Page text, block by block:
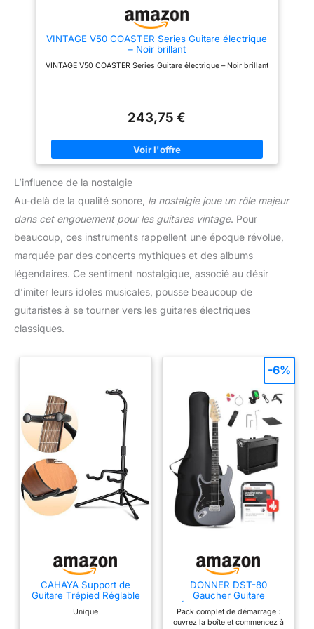
VINTAGE V50 COASTER Series Guitare électrique
– Noir brillant
VINTAGE V50 COASTER Series Guitare électrique – Noir brillant
243,75 €
L’influence de la nostalgie
Au-delà de la qualité sonore, la nostalgie joue un rôle majeur
dans cet engouement pour les guitares vintage. Pour
beaucoup, ces instruments rappellent une époque révolue,
marquée par des concerts mythiques et des albums
légendaires. Ce sentiment nostalgique, associé au désir
d’imiter leurs idoles musicales, pousse beaucoup de
guitaristes à se tourner vers les guitares électriques
classiques.
CAHAYA Support de
Guitare Trépied Réglable
portable avec support de
Unique
DONNER DST-80
Gaucher Guitare
Électrique Kit Complet
pour Débutants 39” avec
Amplificateur, Pickups
Pack complet de démarrage :
ouvrez la boîte et commencez à
-6%